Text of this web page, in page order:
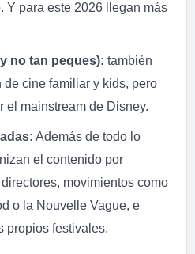
Y para este 2026 llegan más
no tan peques): también
cine familiar y kids, pero
el mainstream de Disney.
Además de todo lo
el contenido por
movimientos como
o la Nouvelle Vague, e
propios festivales.